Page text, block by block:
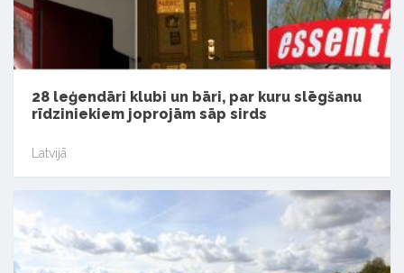
28 leģendāri klubi un bāri, par kuru slēgšanu
rīdziniekiem joprojām sāp sirds
Latvijā